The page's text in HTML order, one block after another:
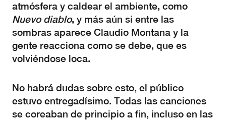
atmósfera y caldear el ambiente, como
Nuevo diablo, y más aún si entre las
sombras aparece Claudio Montana y la
gente reacciona como se debe, que es
volviéndose loca.
No habrá dudas sobre esto, el público
estuvo entregadísimo. Todas las canciones
se coreaban de principio a fin, incluso en las